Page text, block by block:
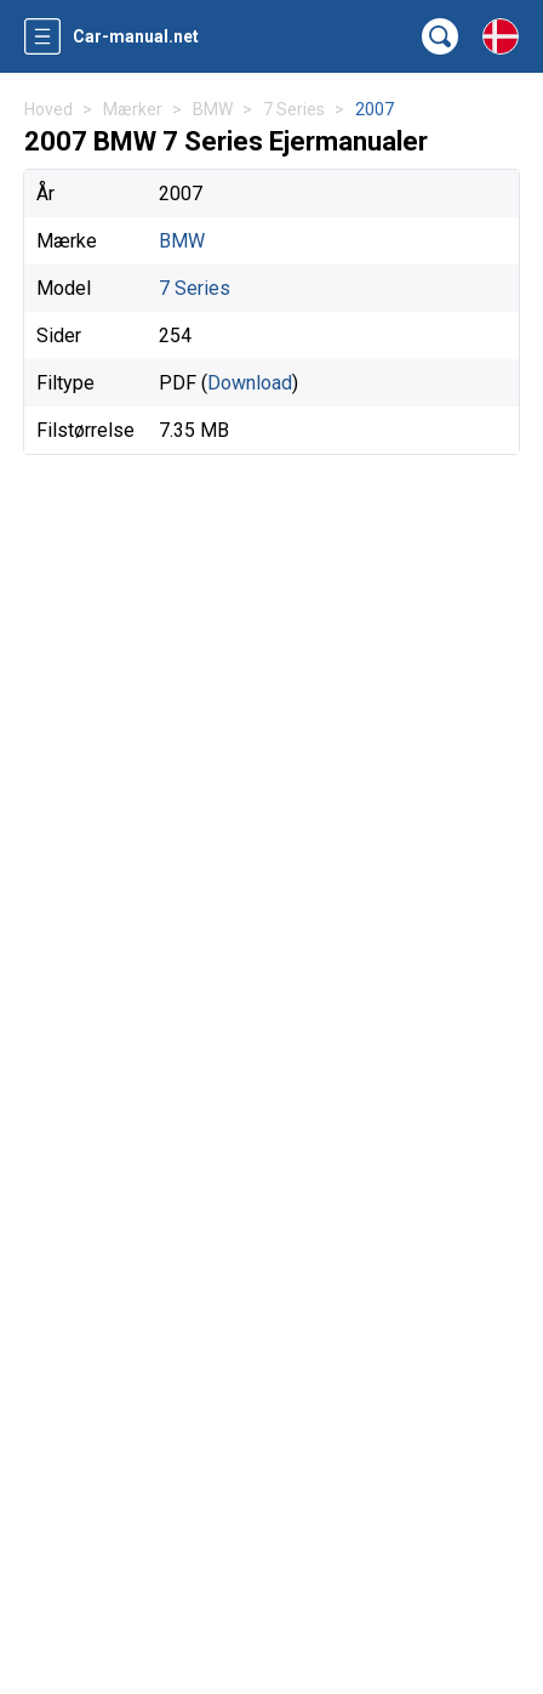
Car-manual.net
Hoved Mærker BMW 7 Series 2007
2007 BMW 7 Series Ejermanualer
År 2007
Mærke BMW
Model 7 Series
Sider 254
Filtype PDF (Download)
Filstørrelse 7.35 MB